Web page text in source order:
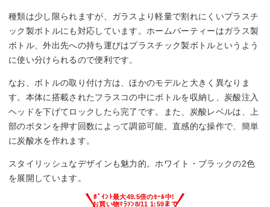
種類は少し限られますが、ガラスより軽量で割れにくいプラスチ
ック製ボトルにも対応しています。ホームパーティーはガラス製
ボトル、外出先への持ち運びはプラスチック製ボトルというよう
に使い分けられるので便利です。
なお、ボトルの取り付け方は、ほかのモデルと大きく異なりま
す。本体に搭載されたフラスコの中にボトルを収納し、炭酸注入
ヘッドを下げてロックしたら完了です。また、炭酸レベルは、上
部のボタンを押す回数によって調節可能。直感的な操作で、簡単
に炭酸水を作れます。
スタイリッシュなデザインも魅力的。ホワイト・ブラックの2色
を展開しています。